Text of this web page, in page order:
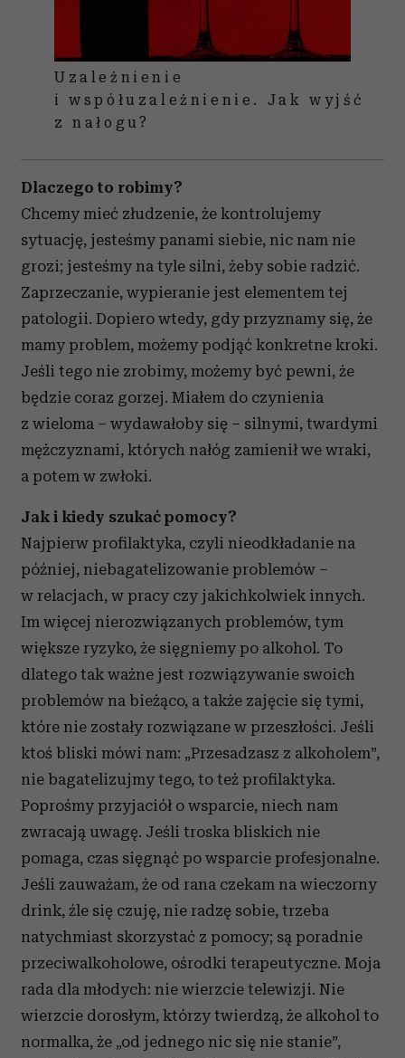
Uzależnienie
i współuzależnienie. Jak wyjść
z nałogu?
Dlaczego to robimy?
Chcemy mieć złudzenie, że kontrolujemy
sytuację, jesteśmy panami siebie, nic nam nie
grozi; jesteśmy na tyle silni, żeby sobie radzić.
Zaprzeczanie, wypieranie jest elementem tej
patologii. Dopiero wtedy, gdy przyznamy się, że
mamy problem, możemy podjąć konkretne kroki.
Jeśli tego nie zrobimy, możemy być pewni, że
będzie coraz gorzej. Miałem do czynienia
z wieloma – wydawałoby się – silnymi, twardymi
mężczyznami, których nałóg zamienił we wraki,
a potem w zwłoki.
Jak i kiedy szukać pomocy?
Najpierw profilaktyka, czyli nieodkładanie na
później, niebagatelizowanie problemów –
w relacjach, w pracy czy jakichkolwiek innych.
Im więcej nierozwiązanych problemów, tym
większe ryzyko, że sięgniemy po alkohol. To
dlatego tak ważne jest rozwiązywanie swoich
problemów na bieżąco, a także zajęcie się tymi,
które nie zostały rozwiązane w przeszłości. Jeśli
ktoś bliski mówi nam: „Przesadzasz z alkoholem”,
nie bagatelizujmy tego, to też profilaktyka.
Poprośmy przyjaciół o wsparcie, niech nam
zwracają uwagę. Jeśli troska bliskich nie
pomaga, czas sięgnąć po wsparcie profesjonalne.
Jeśli zauważam, że od rana czekam na wieczorny
drink, źle się czuję, nie radzę sobie, trzeba
natychmiast skorzystać z pomocy; są poradnie
przeciwalkoholowe, ośrodki terapeutyczne. Moja
rada dla młodych: nie wierzcie telewizji. Nie
wierzcie dorosłym, którzy twierdzą, że alkohol to
normalka, że „od jednego nic się nie stanie”,